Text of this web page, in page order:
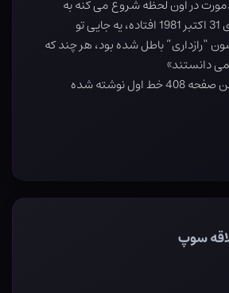
در اون لحظه شروع می کنه به
یادآوری اتفاقاتی که توی 31 اکتبر 1981 افتاده، یه جایی تو
“رازداری” باطل شده بود، هر چند که
دانستند»
نوشته شده
سوپ